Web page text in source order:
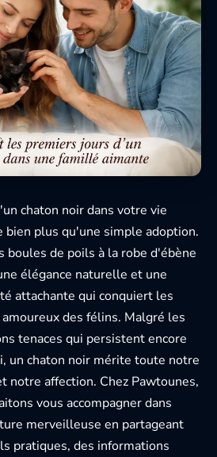
chaton noir dans votre vie
bien plus qu'une simple adoption.
boules de poils à la robe d'ébène
élégance naturelle et une
attachante qui conquiert les
des félins. Malgré les
tenaces qui persistent encore
un chaton noir mérite toute notre
notre affection. Chez Pawtounes,
vous accompagner dans
merveilleuse en partageant
pratiques, des informations